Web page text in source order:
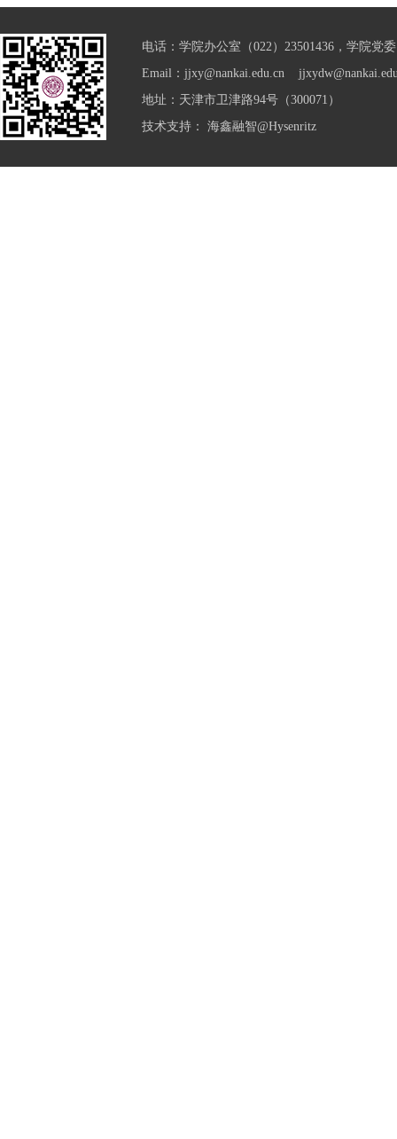
电话：学院办公室（022）23501436，学院党
Email：jjxy@nankai.edu.cn
地址：天津市卫津路94号（300071）
技术支持： 海鑫融智@Hysenritz